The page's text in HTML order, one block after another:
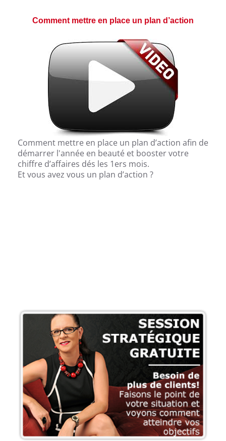
Comment mettre en place un plan d’action
Comment mettre en place un plan d’action afin de
démarrer l'année en beauté et booster votre
chiffre d’affaires dés les 1ers mois.
Et vous avez vous un plan d’action ?